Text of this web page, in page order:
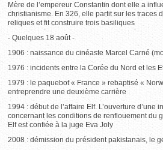
Mère de l’empereur Constantin dont elle a
christianisme. En 326, elle partit sur les traces
reliques et fit construire trois basiliques
- Quelques 18 août -
1906 : naissance du cinéaste Marcel Carné
1976 : incidents entre la Corée du Nord et les
1979 : le paquebot « France » rebaptisé «
entreprendre une deuxième carrière
1994 : début de l’affaire Elf. L’ouverture d’une
concernant les conditions de renflouement du
Elf est confiée à la juge Eva Joly
2008 : démission du président pakistanais, le